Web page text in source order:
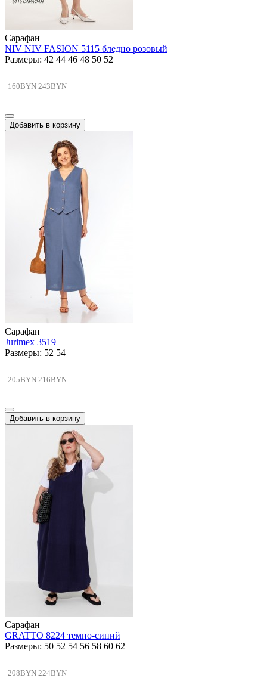
Сарафан
NIV NIV FASION 5115 бледно розовый
Размеры: 42 44 46 48 50 52
160BYN 243BYN
Добавить в корзину
Сарафан
Jurimex 3519
Размеры: 52 54
205BYN 216BYN
Добавить в корзину
Сарафан
GRATTO 8224 темно-синий
Размеры: 50 52 54 56 58 60 62
208BYN 224BYN